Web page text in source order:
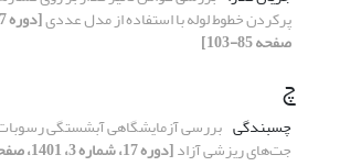
پرکردن خطوط لوله‌ با استفاده از مدل عددی
صفحه 85-103]
چ
چسبندگی بررسی آزمایشگاهی آبشستگی
جت‌های ریزشی آزاد[دوره 17، شماره 3، 1401، صفحه 1-14]